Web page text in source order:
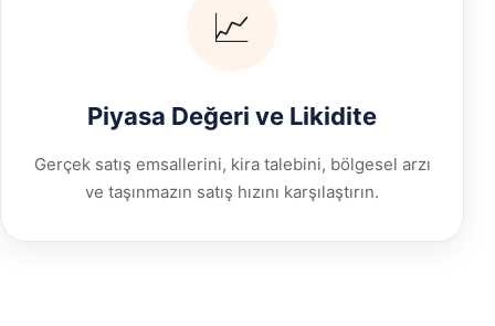
📈
Piyasa Değeri ve Likidite
Gerçek satış emsallerini, kira talebini, bölgesel arzı
ve taşınmazın satış hızını karşılaştırın.